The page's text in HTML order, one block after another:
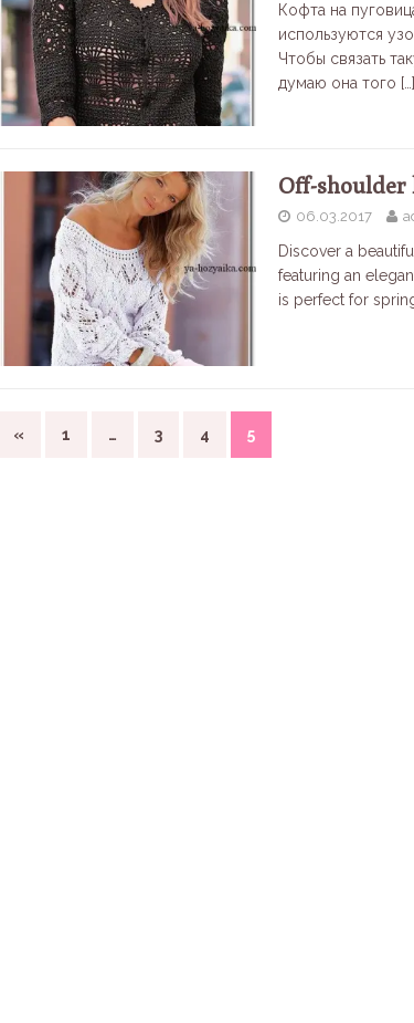
Кофта на
используются
Чтобы связать
думаю она того […]
Off-shoulder
06.03.2017
Discover a
featuring an
is perfect for
« 1 … 3 4 5